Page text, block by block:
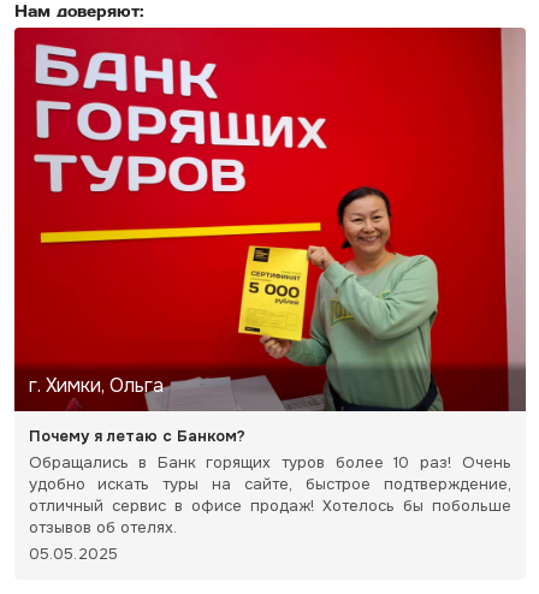
Нам доверяют:
г. Химки, Ольга
Почему я летаю с Банком?
Обращались в Банк горящих туров более 10 раз! Очень
удобно искать туры на сайте, быстрое подтверждение,
отличный сервис в офисе продаж! Хотелось бы побольше
отзывов об отелях.
05.05.2025